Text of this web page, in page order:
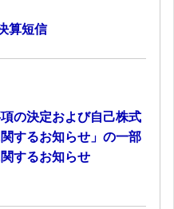
算短信
の決定および自己株式
するお知らせ」の一部
するお知らせ